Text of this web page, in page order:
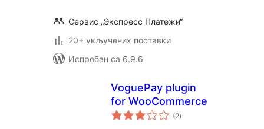
Сервис „Экспресс Платежи“
20+ укључених поставки
Испробан са 6.9.6
VoguePay plugin
for WooCommerce
(2укупних
оцена
)